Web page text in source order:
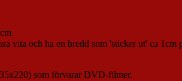
vita och ha en bredd som 'sticker ut' ca 1cm
som förvarar DVD-filmer.